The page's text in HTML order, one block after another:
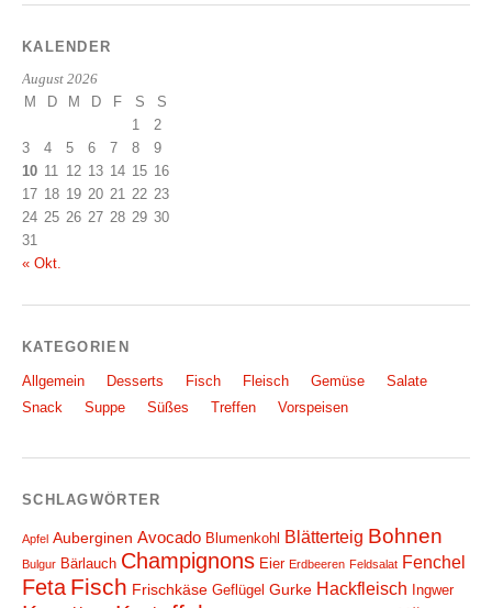
KALENDER
August 2026
M D M D F S
S
1
2
3
4 5 6 7 8
9
10 11 12 13 14 15 16
17 18 19 20 21 22 23
24 25 26 27 28 29 30
31
« Okt.
KATEGORIEN
Allgemein Desserts Fisch Fleisch Gemüse
Salate
Snack
Suppe Süßes Treffen Vorspeisen
SCHLAGWÖRTER
Apfel Auberginen Avocado Blumenkohl Blätterteig Bohnen
Bulgur Bärlauch Champignons Eier Erdbeeren Feldsalat Fenchel
Feta Fisch Frischkäse Geflügel Gurke Hackfleisch Ingwer